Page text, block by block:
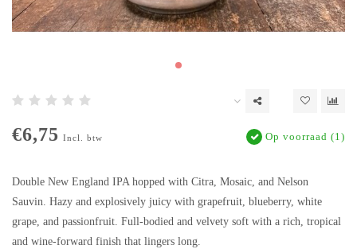
€6,75 Incl. btw Op voorraad (1)
Double New England IPA hopped with Citra, Mosaic, and Nelson
Sauvin. Hazy and explosively juicy with grapefruit, blueberry, white
grape, and passionfruit. Full-bodied and velvety soft with a rich, tropical
and wine-forward finish that lingers long.